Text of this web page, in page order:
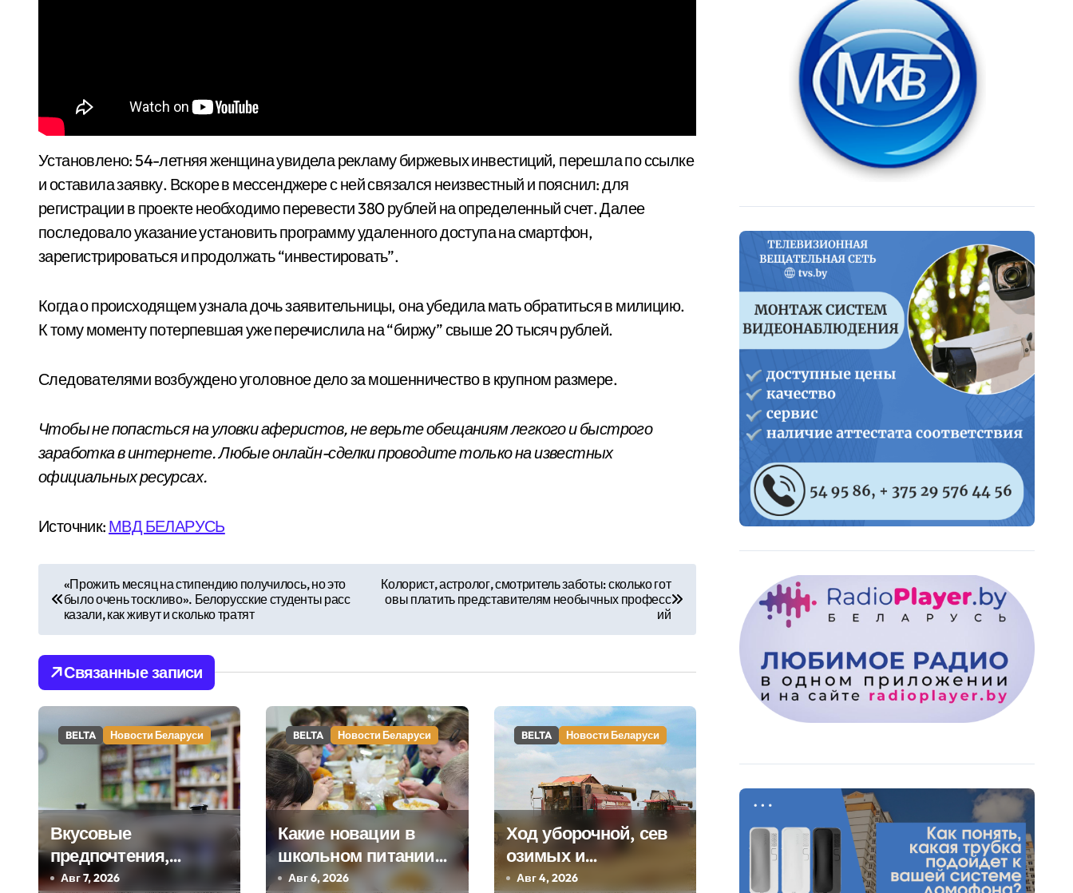
Установлено: 54-летняя женщина увидела рекламу биржевых инвестиций, перешла по ссылке
и оставила заявку. Вскоре в мессенджере с ней связался неизвестный и пояснил: для
регистрации в проекте необходимо перевести 380 рублей на определенный счет. Далее
последовало указание установить программу удаленного доступа на смартфон,
зарегистрироваться и продолжать “инвестировать”.
Когда о происходящем узнала дочь заявительницы, она убедила мать обратиться в милицию.
К тому моменту потерпевшая уже перечислила на “биржу” свыше 20 тысяч рублей.
Следователями возбуждено уголовное дело за мошенничество в крупном размере.
Чтобы не попасться на уловки аферистов, не верьте обещаниям легкого и быстрого
заработка в интернете. Любые онлайн-сделки проводите только на известных
официальных ресурсах.
Источник: МВД БЕЛАРУСЬ
в
и
г
а
ц
и
я
п
«Прожить месяц на стипендию получилось, но это
было очень тоскливо». Белорусские студенты расс
казали, как живут и сколько тратят
Колорист, астролог, смотритель заботы: сколько гот
овы платить представителям необычных професс
ий
Связанные записи
BELTA Новости Беларуси
Вкусовые
предпочтения,
буфеты,
Авг 7, 2026
BELTA Новости Беларуси
Какие новации в
школьном питании
ждут детей с 1
Авг 6, 2026
BELTA Новости Беларуси
Ход уборочной, сев
озимых и
строительство
Авг 4, 2026